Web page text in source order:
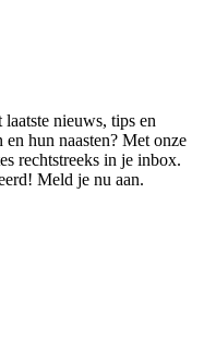
nieuws, tips en
hun naasten? Met onze
rechtstreeks in je inbox.
Meld je nu aan.